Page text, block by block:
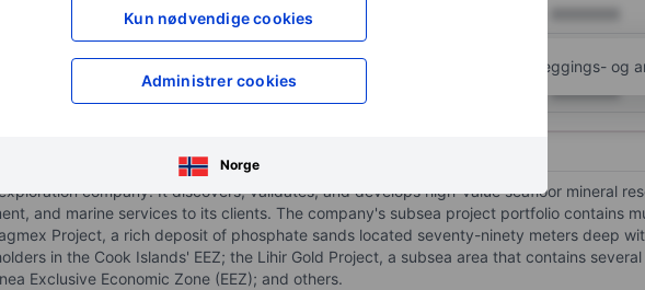
Kun nødvendige cookies
Administrer cookies
Norge
XXXXXXX
XXXXXXX XXXXXXX
for å få tilgang til flere kartleggings- og
company. It discovers, validates, and develops high-value seafloor mineral
and marine services to its clients. The company's subsea project portfolio contains
Project, a rich deposit of phosphate sands located seventy-ninety meters deep
in the Cook Islands' EEZ; the Lihir Gold Project, a subsea area that contains
Exclusive Economic Zone (EEZ); and others.